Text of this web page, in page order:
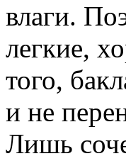
влаги.
легкие,
того,
и не
Лишь